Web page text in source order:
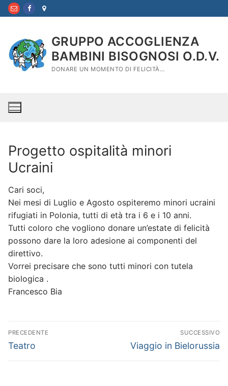
Vai
al
GRUPPO ACCOGLIENZA
BAMBINI BISOGNOSI O.D.V.
DONARE UN MOMENTO DI FELICITÀ…
Progetto ospitalità minori
Ucraini
Cari soci,
Nei mesi di Luglio e Agosto ospiteremo minori ucraini
rifugiati in Polonia, tutti di età tra i 6 e i 10 anni.
Tutti coloro che vogliono donare un’estate di felicità
possono dare la loro adesione ai componenti del
direttivo.
Vorrei precisare che sono tutti minori con tutela
biologica .
Francesco Bia
Navigazione
articoli
PRECEDENTE
Articolo
Teatro
SUCCESSIVO
Articolo
Viaggio in Bielorussia